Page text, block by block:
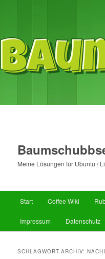
Meine Lösungen für Ubuntu /
Zum
primären
Zum
sekundären
Start Coffee Wiki
Impressum Datenschutz
SCHLAGWORT-ARCHIV: